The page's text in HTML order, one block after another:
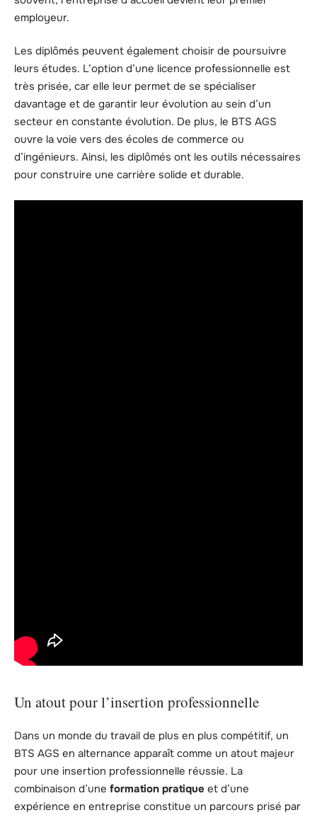
employeur.
Les diplômés peuvent également choisir de poursuivre
leurs études. L’option d’une licence professionnelle est
très prisée, car elle leur permet de se spécialiser
davantage et de garantir leur évolution au sein d’un
secteur en constante évolution. De plus, le BTS AGS
ouvre la voie vers des écoles de commerce ou
d’ingénieurs. Ainsi, les diplômés ont les outils nécessaires
pour construire une carrière solide et durable.
Un atout pour l’insertion professionnelle
Dans un monde du travail de plus en plus compétitif, un
BTS AGS en alternance apparaît comme un atout majeur
pour une insertion professionnelle réussie. La
combinaison d’une formation pratique et d’une
expérience en entreprise constitue un parcours prisé par